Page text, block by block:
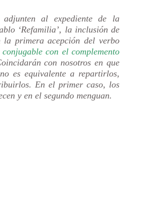
adjunten al expediente de la
‘Refamilia’, la inclusión de
la primera acepción del verbo
conjugable con el complemento
con nosotros en que
es equivalente a repartirlos,
En el primer caso, los
y en el segundo menguan.